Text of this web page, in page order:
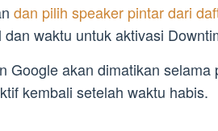
dan pilih speaker pintar dari
waktu untuk aktivasi
Google akan dimatikan selama
kembali setelah waktu habis.